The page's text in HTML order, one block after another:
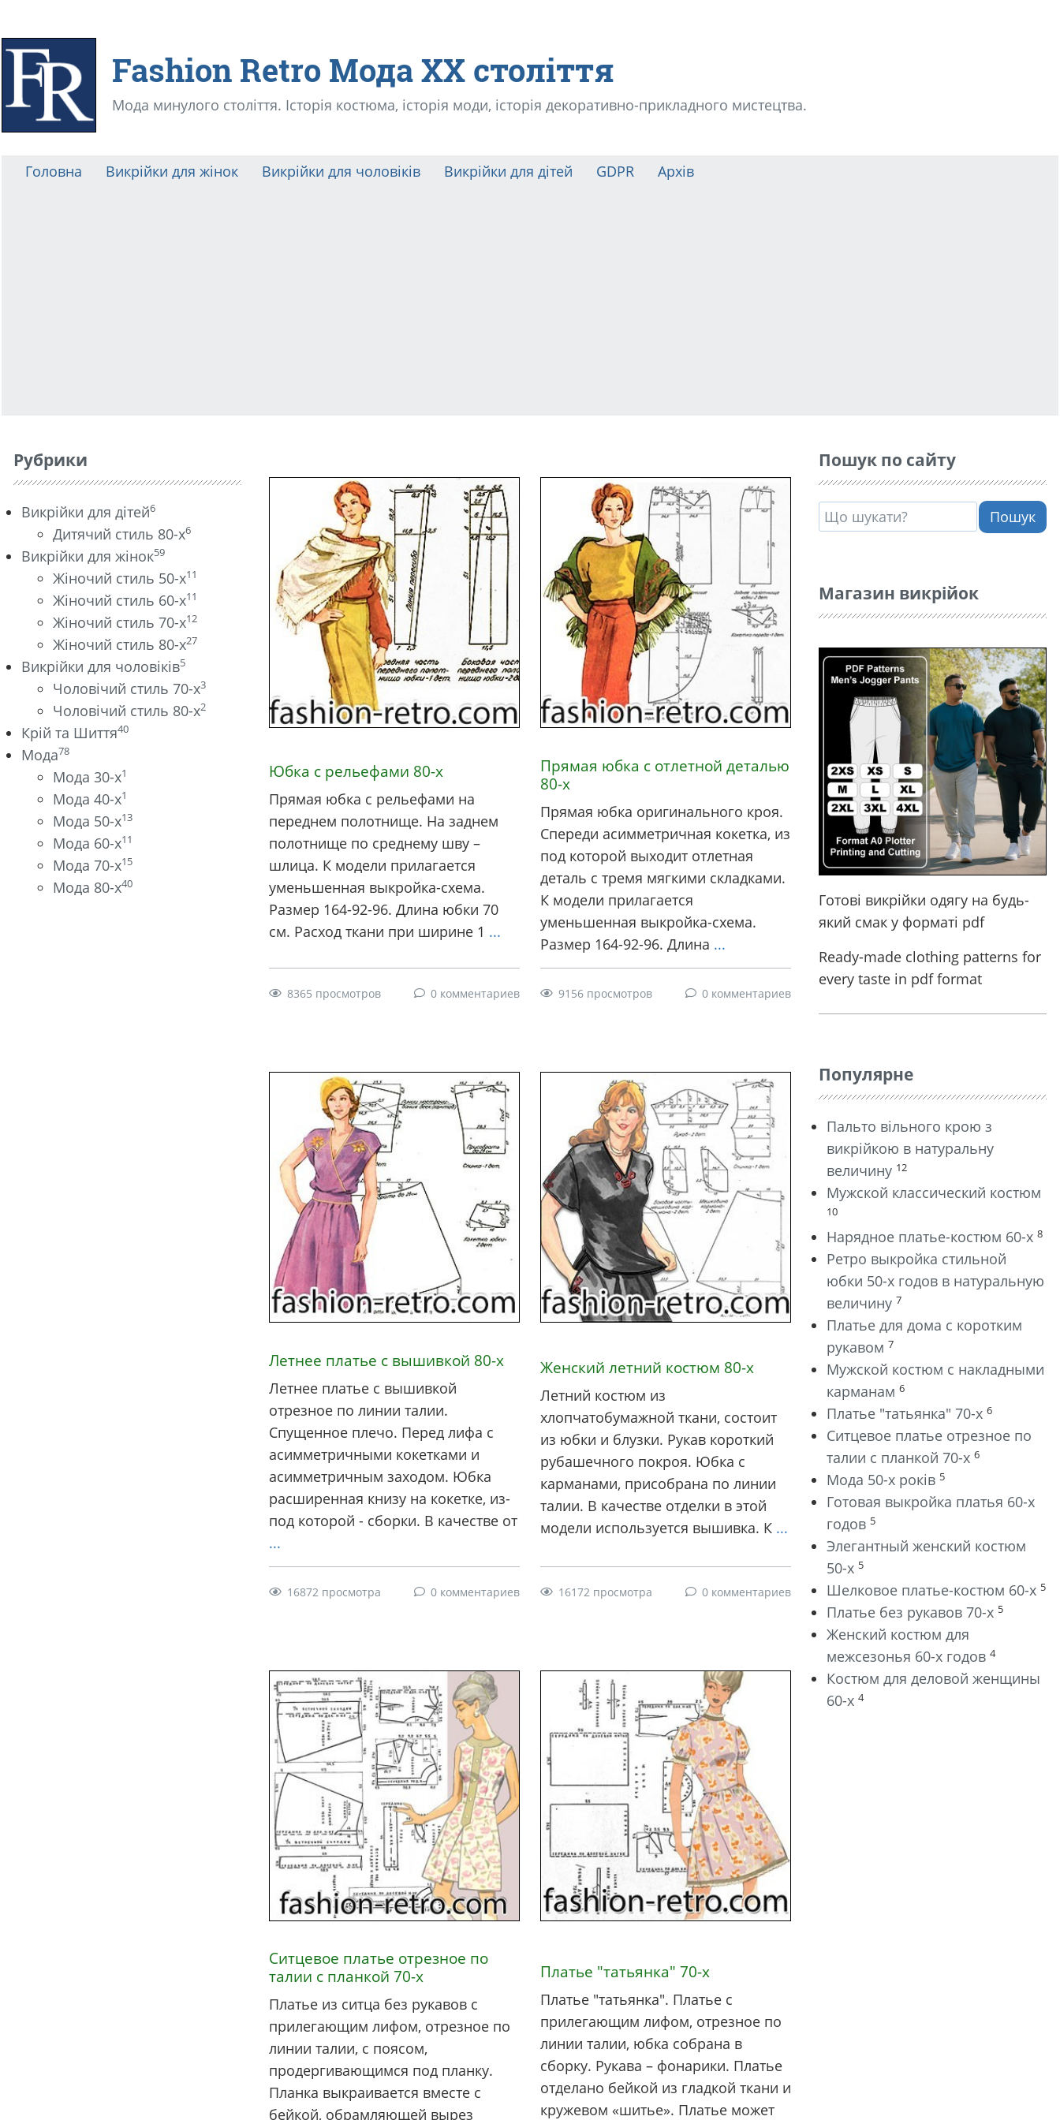
Fashion Retro Мода ХХ століття
Мода минулого століття. Історія костюма, історія моди, історія декоративно-прикладного мистецтва.
Головна Викрійки для жінок Викрійки для чоловіків Викрійки для дітей GDPR Архів
Юбка с рельефами 80-х
Прямая юбка с рельефами на
переднем полотнище. На заднем
полотнище по среднему шву –
шлица. К модели прилагается
уменьшенная выкройка-схема.
Размер 164-92-96. Длина юбки 70
см. Расход ткани при ширине 1 ...
8365 просмотров 0 комментариев
Прямая юбка с отлетной деталью
80-х
Прямая юбка оригинального кроя.
Спереди асимметричная кокетка, из
под которой выходит отлетная
деталь с тремя мягкими складками.
К модели прилагается
уменьшенная выкройка-схема.
Размер 164-92-96. Длина ...
9156 просмотров 0 комментариев
Летнее платье с вышивкой 80-х
Летнее платье с вышивкой
отрезное по линии талии.
Спущенное плечо. Перед лифа с
асимметричными кокетками и
асимметричным заходом. Юбка
расширенная книзу на кокетке, из-
под которой - сборки. В качестве от
...
16872 просмотра 0 комментариев
Женский летний костюм 80-х
Летний костюм из
хлопчатобумажной ткани, состоит
из юбки и блузки. Рукав короткий
рубашечного покроя. Юбка с
карманами, присобрана по линии
талии. В качестве отделки в этой
модели используется вышивка. К ...
16172 просмотра 0 комментариев
Ситцевое платье отрезное по
талии с планкой 70-х
Платье из ситца без рукавов с
прилегающим лифом, отрезное по
линии талии, с поясом,
продергивающимся под планку.
Планка выкраивается вместе с
бейкой, обрамляющей вырез
Платье "татьянка" 70-х
Платье "татьянка". Платье с
прилегающим лифом, отрезное по
линии талии, юбка собрана в
сборку. Рукава – фонарики. Платье
отделано бейкой из гладкой ткани и
кружевом «шитье». Платье может
Рубрики
Викрійки для дітей6
Дитячий стиль 80-х6
Викрійки для жінок59
Жіночий стиль 50-х11
Жіночий стиль 60-х11
Жіночий стиль 70-х12
Жіночий стиль 80-х27
Викрійки для чоловіків5
Чоловічий стиль 70-х3
Чоловічий стиль 80-х2
Крій та Шиття40
Мода78
Мода 30-х1
Мода 40-х1
Мода 50-х13
Мода 60-х11
Мода 70-х15
Мода 80-х40
Пошук по сайту
Пошук
Магазин викрійок
Готові викрійки одягу на будь-
який смак у форматі pdf
Ready-made clothing patterns for
every taste in pdf format
Популярне
Пальто вільного крою з
викрійкою в натуральну
величину 12
Мужской классический костюм
10
Нарядное платье-костюм 60-х 8
Ретро выкройка стильной
юбки 50-х годов в натуральную
величину 7
Платье для дома с коротким
рукавом 7
Мужской костюм с накладными
карманам 6
Платье "татьянка" 70-х 6
Ситцевое платье отрезное по
талии с планкой 70-х 6
Мода 50-х років 5
Готовая выкройка платья 60-х
годов 5
Элегантный женский костюм
50-х 5
Шелковое платье-костюм 60-х 5
Платье без рукавов 70-х 5
Женский костюм для
межсезонья 60-х годов 4
Костюм для деловой женщины
60-х 4